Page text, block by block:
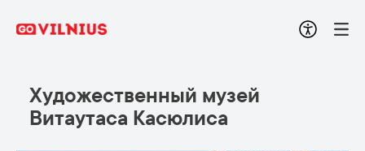
Художественный музей
Витаутаса Касюлиса